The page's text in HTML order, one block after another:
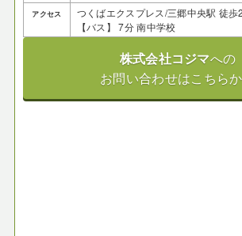
アクセス
つくばエクスプレス/三郷中央駅 徒歩
【バス】 7分 南中学校
株式会社コジマへの
お問い合わせはこちら